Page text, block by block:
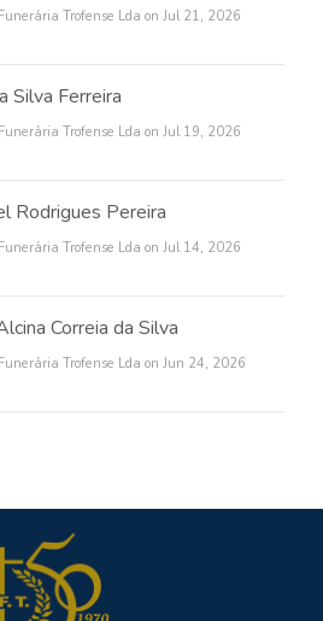
Trofense Lda on Jul 21, 2026
Silva Ferreira
Trofense Lda on Jul 19, 2026
Rodrigues Pereira
Trofense Lda on Jul 14, 2026
Correia da Silva
Trofense Lda on Jun 24, 2026